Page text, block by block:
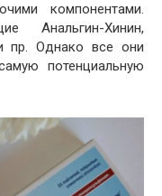
компонентами.
Анальгин-Хинин,
пр. Однако все они
потенциальную